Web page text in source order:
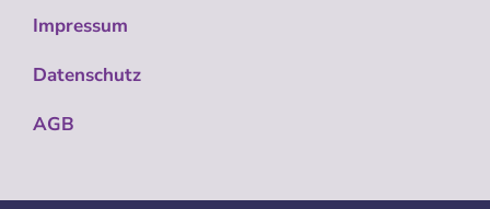
Impressum
Datenschutz
AGB